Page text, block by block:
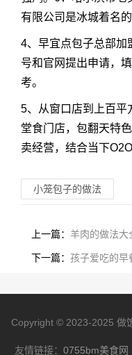
有限公司是冰城着名
4、早宜点包子总部加
号和官网提出申请，
考。
5、从窗口店到上百平
堂食门店，包翻天特
卖经营，结合当下
小笼包子的做法
上一篇： 羊肉的做法大
下一篇： 孩子爱吃的早
Copyright © 2023-2025 做
友情链接： 0755bm美食网